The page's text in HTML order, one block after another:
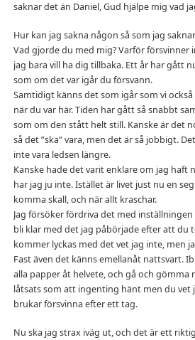
saknar det än Daniel, Gud hjälpe mig vad
Hur kan jag sakna någon så som jag
Vad gjorde du med mig? Varför försvinner
jag bara vill ha dig tillbaka. Ett år har gått
som om det var igår du försvann.
Samtidigt känns det som igår som vi
när du var här. Tiden har gått så snabbt
som om den stått helt still. Kanske är det
så det ”ska” vara, men det är så jobbigt.
inte vara ledsen längre.
Kanske hade det varit enklare om jag haft
har jag ju inte. Istället är livet just nu en
komma skall, och när allt kraschar.
Jag försöker fördriva det med
bli klar med det jag påbörjade efter att du
kommer lyckas med det vet jag inte, men
Fast även det känns emellanåt nattsvart.
alla papper åt helvete, och gå och gömma
låtsats som att ingenting hänt men du vet
brukar försvinna efter ett tag.
Nu ska jag strax iväg ut, och det är ett